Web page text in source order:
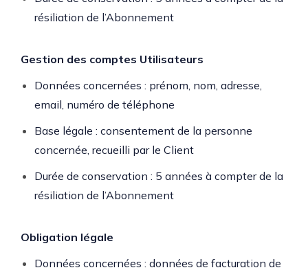
résiliation de l’Abonnement
Gestion des comptes Utilisateurs
Données concernées : prénom, nom, adresse,
email, numéro de téléphone
Base légale : consentement de la personne
concernée, recueilli par le Client
Durée de conservation : 5 années à compter de la
résiliation de l’Abonnement
Obligation légale
Données concernées : données de facturation de